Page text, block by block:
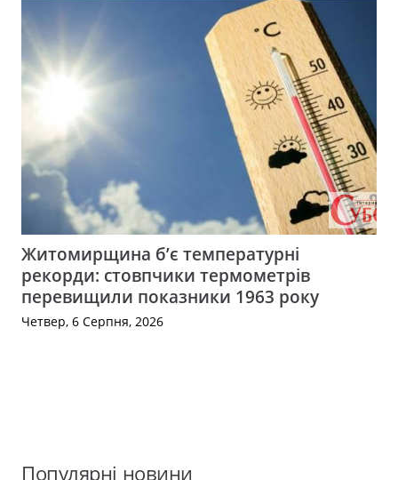
Житомирщина б’є температурні
рекорди: стовпчики термометрів
перевищили показники 1963 року
Четвер, 6 Серпня, 2026
Популярні новини